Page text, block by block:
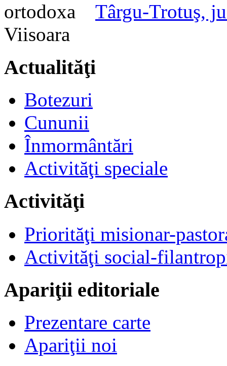
Târgu-Trotuş,
Actualităţi
Botezuri
Cununii
Înmormântări
Activităţi speciale
Activităţi
Priorităţi misionar-
Activităţi social-
Apariţii editoriale
Prezentare carte
Apariţii noi